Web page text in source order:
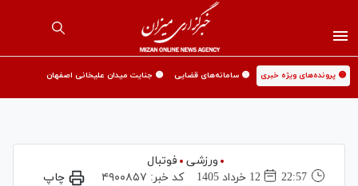
🟡 پرونده‌های ویژه خبری 🟡 سامانه‌های قضایی 🟡 جنایت میدان علیخانی اصفهان
ورزشی
فوتبال
22:57
12 خرداد 1405 کد خبر: ۴۹۰۰۸۵۷ چاپ